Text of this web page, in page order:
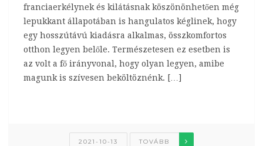
franciaerkélynek és kilátásnak köszönönhetően még
lepukkant állapotában is hangulatos kéglinek, hogy
egy hosszútávú kiadásra alkalmas, összkomfortos
otthon legyen belőle. Természetesen ez esetben is
az volt a fő irányvonal, hogy olyan legyen, amibe
magunk is szívesen beköltöznénk. […]
2021-10-13 TOVÁBB